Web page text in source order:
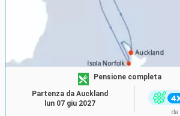
Pensione completa
da
Partenza da Auckland
lun 07 giu 2027